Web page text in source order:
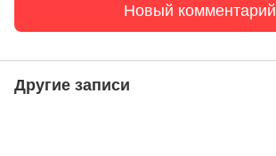
Новый комментарий
Другие записи